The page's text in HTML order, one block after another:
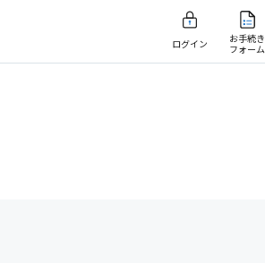
ログイン
お手続き
フォーム